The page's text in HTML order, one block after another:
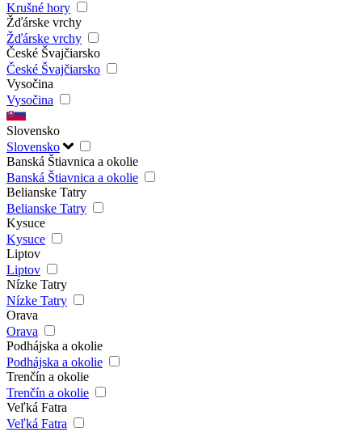
Krušné hory
Žďárske vrchy
Žďárske vrchy
České Švajčiarsko
České Švajčiarsko
Vysočina
Vysočina
Slovensko
Slovensko
Banská Štiavnica a okolie
Banská Štiavnica a okolie
Belianske Tatry
Belianske Tatry
Kysuce
Kysuce
Liptov
Liptov
Nízke Tatry
Nízke Tatry
Orava
Orava
Podhájska a okolie
Podhájska a okolie
Trenčín a okolie
Trenčín a okolie
Veľká Fatra
Veľká Fatra